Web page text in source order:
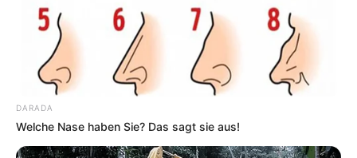
DARADA
Welche Nase haben Sie? Das sagt sie aus!